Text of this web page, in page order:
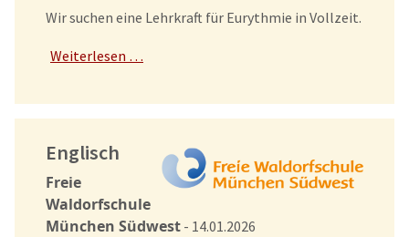
Wir suchen eine Lehrkraft für Eurythmie in Vollzeit.
Weiterlesen …
Englisch
Freie
Waldorfschule
München Südwest - 14.01.2026